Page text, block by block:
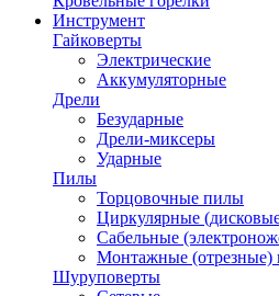
Инструмент
Гайковерты
Электрические
Аккумуляторные
Дрели
Безударные
Дрели-миксеры
Ударные
Пилы
Торцовочные пилы
Циркулярные
Сабельные
Монтажные (отрезные)
Шуруповерты